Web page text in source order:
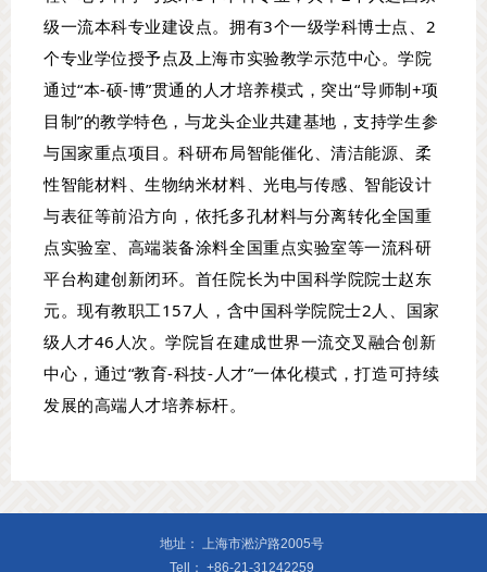
级一流本科专业建设点。拥有3个一级学科博士点、2
个专业学位授予点及上海市实验教学示范中心。学院
通过“本-硕-博”贯通的人才培养模式，突出“导师制+项
目制”的教学特色，与龙头企业共建基地，支持学生参
与国家重点项目。科研布局智能催化、清洁能源、柔
性智能材料、生物纳米材料、光电与传感、智能设计
与表征等前沿方向，依托多孔材料与分离转化全国重
点实验室、高端装备涂料全国重点实验室等一流科研
平台构建创新闭环。首任院长为中国科学院院士赵东
元。现有教职工157人，含中国科学院院士2人、国家
级人才46人次。学院旨在建成世界一流交叉融合创新
中心，通过“教育-科技-人才”一体化模式，打造可持续
发展的高端人才培养标杆。
地址： 上海市淞沪路2005号
Tell： +86-21-31242259